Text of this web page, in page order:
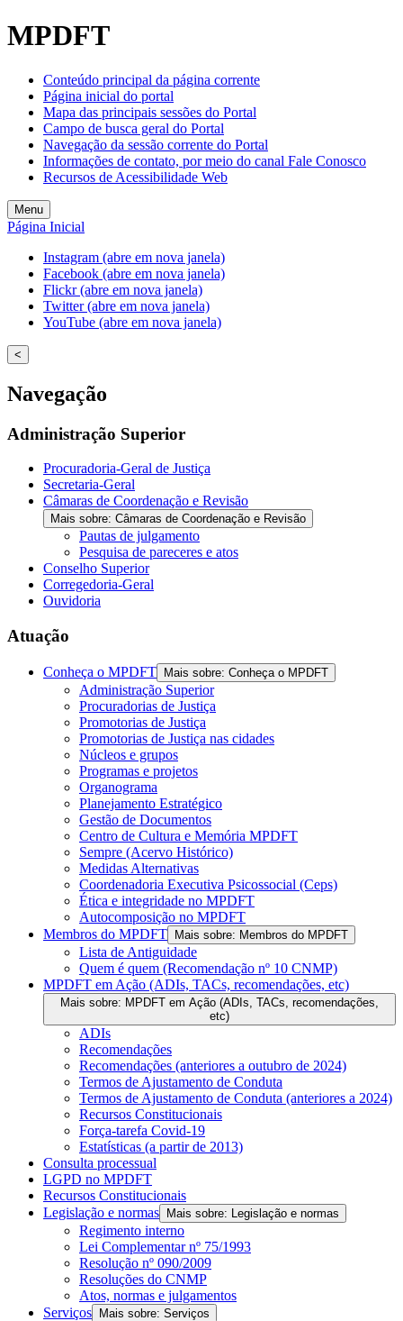
MPDFT
Conteúdo principal da página corrente
Página inicial do portal
Mapa das principais sessões do Portal
Campo de busca geral do Portal
Navegação da sessão corrente do Portal
Informações de contato, por meio do canal Fale Conosco
Recursos de Acessibilidade Web
Menu
Página Inicial
Instagram (abre em nova janela)
Facebook (abre em nova janela)
Flickr (abre em nova janela)
Twitter (abre em nova janela)
YouTube (abre em nova janela)
<
Navegação
Administração Superior
Procuradoria-Geral de Justiça
Secretaria-Geral
Câmaras de Coordenação e Revisão
Mais sobre: Câmaras de Coordenação e Revisão
Pautas de julgamento
Pesquisa de pareceres e atos
Conselho Superior
Corregedoria-Geral
Ouvidoria
Atuação
Conheça o MPDFT Mais sobre: Conheça o MPDFT
Administração Superior
Procuradorias de Justiça
Promotorias de Justiça
Promotorias de Justiça nas cidades
Núcleos e grupos
Programas e projetos
Organograma
Planejamento Estratégico
Gestão de Documentos
Centro de Cultura e Memória MPDFT
Sempre (Acervo Histórico)
Medidas Alternativas
Coordenadoria Executiva Psicossocial (Ceps)
Ética e integridade no MPDFT
Autocomposição no MPDFT
Membros do MPDFT
Mais sobre: Membros do MPDFT
Lista de Antiguidade
Quem é quem (Recomendação nº 10 CNMP)
MPDFT em Ação (ADIs, TACs, recomendações, etc)
Mais sobre: MPDFT em Ação (ADIs, TACs, recomendações,
etc)
ADIs
Recomendações
Recomendações (anteriores a outubro de 2024)
Termos de Ajustamento de Conduta
Termos de Ajustamento de Conduta (anteriores a 2024)
Recursos Constitucionais
Força-tarefa Covid-19
Estatísticas (a partir de 2013)
Consulta processual
LGPD no MPDFT
Recursos Constitucionais
Legislação e normas
Mais sobre: Legislação e normas
Regimento interno
Lei Complementar nº 75/1993
Resolução nº 090/2009
Resoluções do CNMP
Atos, normas e julgamentos
Serviços
Mais sobre: Serviços